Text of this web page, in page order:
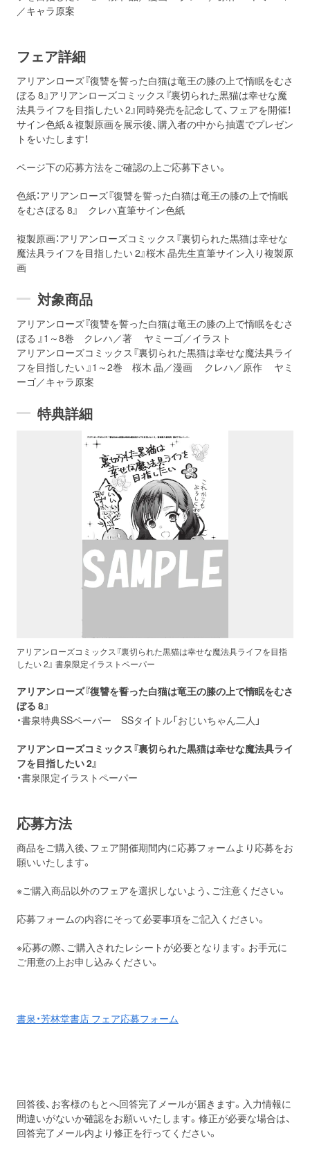
／キャラ原案
フェア詳細
アリアンローズ『復讐を誓った白猫は竜王の膝の上で惰眠をむさ
ぼる 8』アリアンローズコミックス『裏切られた黒猫は幸せな魔
法具ライフを目指したい 2』同時発売を記念して、フェアを開催！
サイン色紙＆複製原画を展示後、購入者の中から抽選でプレゼン
トをいたします！
ページ下の応募方法をご確認の上ご応募下さい。
色紙：アリアンローズ『復讐を誓った白猫は竜王の膝の上で惰眠
をむさぼる 8』 クレハ直筆サイン色紙
複製原画：アリアンローズコミックス『裏切られた黒猫は幸せな
魔法具ライフを目指したい 2』桜木 晶先生直筆サイン入り複製原
画
対象商品
アリアンローズ『復讐を誓った白猫は竜王の膝の上で惰眠をむさ
ぼる 』1～8巻 クレハ／著 ヤミーゴ／イラスト
アリアンローズコミックス『裏切られた黒猫は幸せな魔法具ライ
フを目指したい 』1～2巻 桜木 晶／漫画 クレハ／原作 ヤミ
ーゴ／キャラ原案
特典詳細
アリアンローズコミックス『裏切られた黒猫は幸せな魔法具ライフを目指
したい 2』 書泉限定イラストペーパー
アリアンローズ『復讐を誓った白猫は竜王の膝の上で惰眠をむさ
ぼる 8』
・書泉特典SSペーパー SSタイトル「おじいちゃん二人」
アリアンローズコミックス『裏切られた黒猫は幸せな魔法具ライ
フを目指したい 2』
・書泉限定イラストペーパー
応募方法
商品をご購入後、フェア開催期間内に応募フォームより応募をお
願いいたします。
※ご購入商品以外のフェアを選択しないよう、ご注意ください。
応募フォームの内容にそって必要事項をご記入ください。
※応募の際、ご購入されたレシートが必要となります。お手元に
ご用意の上お申し込みください。
書泉・芳林堂書店 フェア応募フォーム
回答後、お客様のもとへ回答完了メールが届きます。入力情報に
間違いがないか確認をお願いいたします。修正が必要な場合は、
回答完了メール内より修正を行ってください。